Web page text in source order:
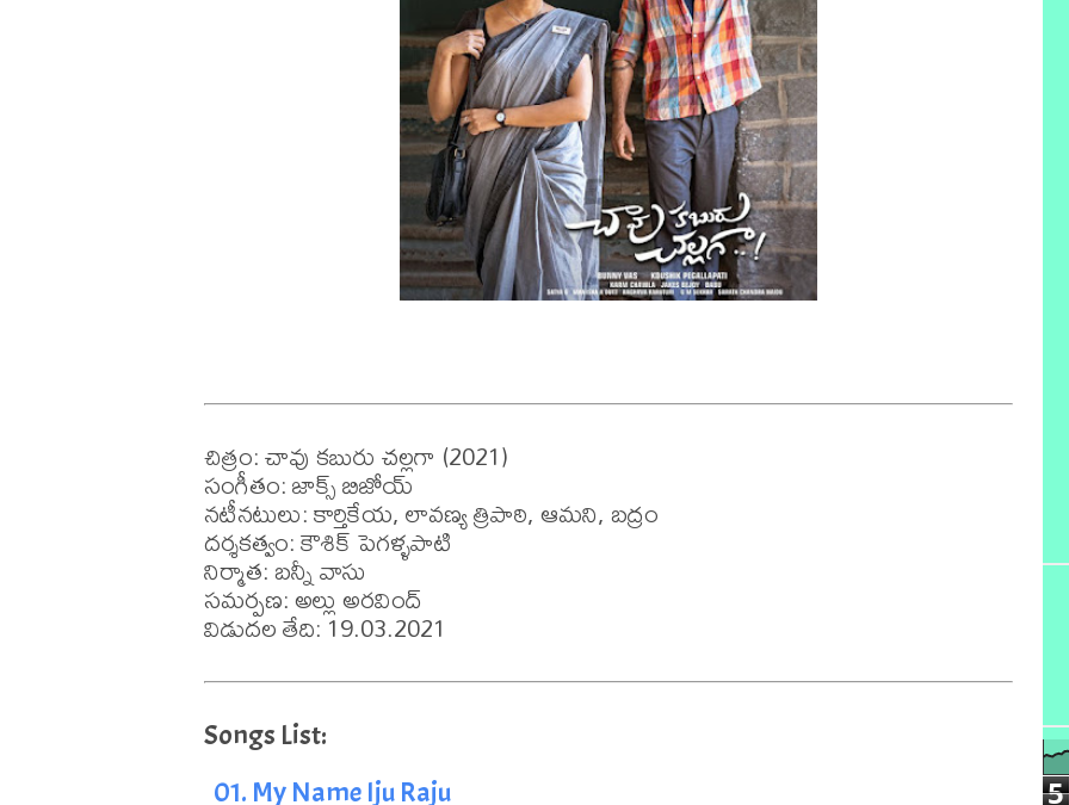
చిత్రం: చావు కబురు చల్లగా (2021)
సంగీతం: జాక్స్ బిజోయ్
నటీనటులు: కార్తికేయ, లావణ్య త్రిపాఠి, ఆమని, బద్రం
దర్శకత్వం: కౌశిక్ పెగళ్ళపాటి
నిర్మాత: బన్నీ వాసు
సమర్పణ: అల్లు అరవింద్
విడుదల తేది: 19.03.2021
01. My Name Iju Raju
5